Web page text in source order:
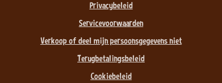
Privacybeleid
Servicevoorwaarden
Verkoop of deel mijn persoonsgegevens niet
Terugbetalingsbeleid
Cookiebeleid